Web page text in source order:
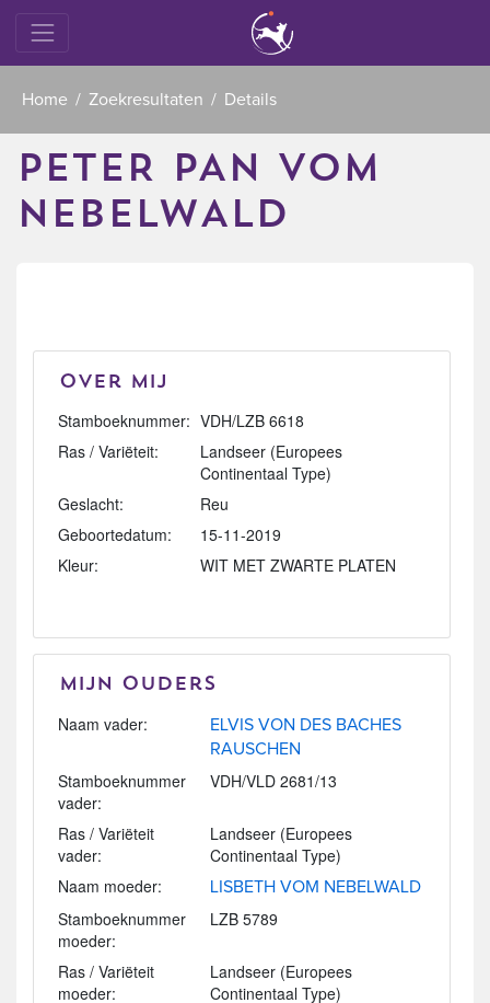
Home Zoekresultaten Details
PETER PAN VOM
NEBELWALD
Over mij
Stamboeknummer: VDH/LZB 6618
Ras / Variëteit:
Landseer (Europees
Continentaal Type)
Geslacht:
Reu
Geboortedatum:
15-11-2019
Kleur:
WIT MET ZWARTE PLATEN
Mijn Ouders
Naam vader:
ELVIS VON DES BACHES
RAUSCHEN
Stamboeknummer
vader:
VDH/VLD 2681/13
Ras / Variëteit
vader:
Landseer (Europees
Continentaal Type)
Naam moeder:
LISBETH VOM NEBELWALD
Stamboeknummer
moeder:
LZB 5789
Ras / Variëteit
moeder:
Landseer (Europees
Continentaal Type)